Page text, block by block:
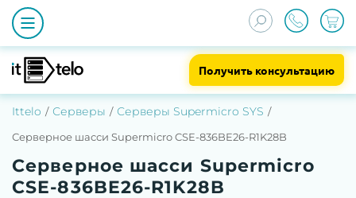
Получить консультацию
Ittelo Серверы Серверы Supermicro SYS
Серверное шасси Supermicro CSE-836BE26-R1K28B
Серверное шасси Supermicro
CSE-836BE26-R1K28B